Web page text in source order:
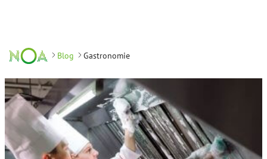
Blog Gastronomie